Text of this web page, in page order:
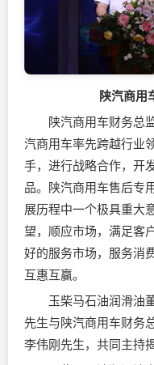
陕汽商用
陕汽商用车财务总监
汽商用车率先跨越行业
手，进行战略合作，开
品。陕汽商用车售后专
展历程中一个极具重大
望，顺应市场，满足客
好的服务市场，服务消
互惠互赢。
玉柴马石油润滑油董
先生与陕汽商用车财务
李伟刚先生，共同主持